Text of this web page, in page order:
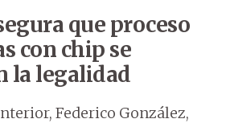
que proceso
con chip se
la legalidad
Federico González,